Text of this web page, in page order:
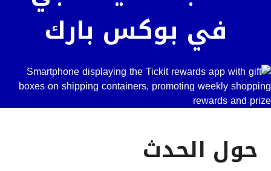
في بوكس بارك
حول الحدث